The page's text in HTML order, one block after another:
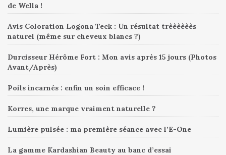
de Wella !
Avis Coloration Logona Teck : Un résultat trèèèèèès
naturel (même sur cheveux blancs ?)
Durcisseur Hérôme Fort : Mon avis après 15 jours (Photos
Avant/Après)
Poils incarnés : enfin un soin efficace !
Korres, une marque vraiment naturelle ?
Lumière pulsée : ma première séance avec l’E-One
La gamme Kardashian Beauty au banc d’essai